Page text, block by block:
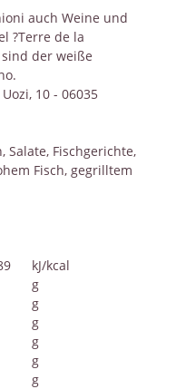
auch Weine und
?Terre de la
der weiße
10 - 06035
Salate, Fischgerichte,
Fisch, gegrilltem
kJ/kcal
g
g
g
g
g
g